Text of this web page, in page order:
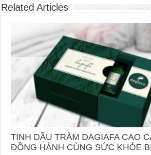
Related Articles
TINH DẦU TRÀM DAGIAFA CAO
ĐỒNG HÀNH CÙNG SỨC KHỎE